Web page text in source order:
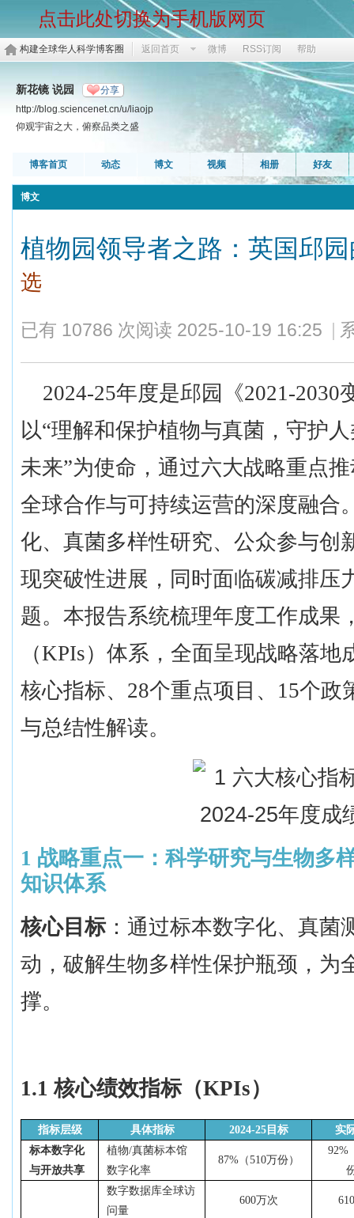
点击此处切换为手机版网页
构建全球华人科学博客圈 返回首页 微博 RSS订阅 帮助
新花镜 说园 分享
http://blog.sciencenet.cn/u/liaojp
仰观宇宙之大，俯察品类之盛
博客首页 动态 博文 视频 相册 好友
博文
植物园领导者之路：英国邱
选
已有 10786 次阅读 2025-10-19 16:25
2024-25年度是邱园《2021-
以“理解和保护植物与真菌，守护
未来”为使命，通过六大战略重点
全球合作与可持续运营的深度融合
化、真菌多样性研究、公众参与创
现突破性进展，同时面临碳减排压
题。本报告系统梳理年度工作成果
（KPIs）体系，全面呈现战略落
核心指标、28个重点项目、15个政
与总结性解读。
1 战略重点一：科学研究与生物
知识体系
核心目标：通过标本数字化、真菌
动，破解生物多样性保护瓶颈，为
撑。
1.1 核心绩效指标（KPIs）
指标层级 具体指标 2024-25目标
实
标本数字化
与开放共享
植物/真菌标本馆
数字化率
87%（510万份）
92%
数字数据库全球访
问量
600万次